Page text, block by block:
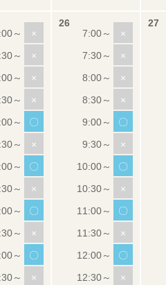
×
×
×
×
〇
×
〇
×
〇
×
〇
×
×
×
×
×
〇
×
〇
×
〇
×
〇
×